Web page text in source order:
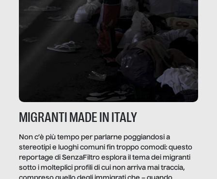
MIGRANTI MADE IN ITALY
Non c’è più tempo per parlarne poggiandosi a
stereotipi e luoghi comuni fin troppo comodi: questo
reportage di SenzaFiltro esplora il tema dei migranti
sotto i molteplici profili di cui non arriva mai traccia,